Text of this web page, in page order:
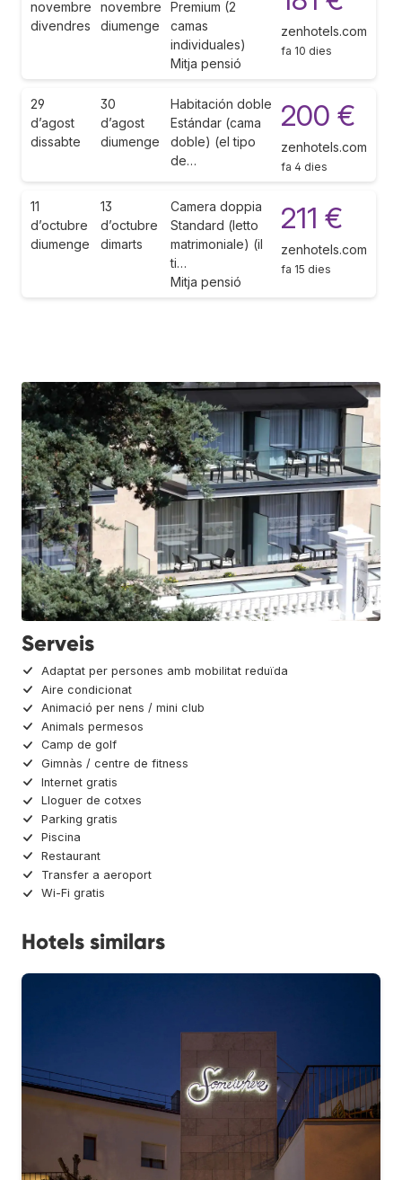
novembre
divendres
novembre
diumenge
Premium (2
camas
individuales)
Mitja pensió
zenhotels.com
fa 10 dies
29
d’agost
dissabte
30
d’agost
diumenge
Habitación doble
Estándar (cama
doble) (el tipo
de…
200 €
zenhotels.com
fa 4 dies
11
d’octubre
diumenge
13
d’octubre
dimarts
Camera doppia
Standard (letto
matrimoniale) (il
ti…
Mitja pensió
211 €
zenhotels.com
fa 15 dies
Serveis
Adaptat per persones amb mobilitat reduïda
Aire condicionat
Animació per nens / mini club
Animals permesos
Camp de golf
Gimnàs / centre de fitness
Internet gratis
Lloguer de cotxes
Parking gratis
Piscina
Restaurant
Transfer a aeroport
Wi-Fi gratis
Hotels similars